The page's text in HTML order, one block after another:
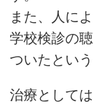
また、人に
学校検診の
ついたとい
治療として